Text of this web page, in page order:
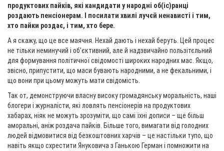
продуктових пайків, які кандидати у народні об(іс)ранці
роздають пенсіонерам. І посилати хвилі лучєй ненависті і тим,
хто пайки роздає, і тим, хто бере.
А я скажу, що це все маячня. Нехай дають і нехай беруть. Цей процес
не тільки неминучий і об’єктивний, але й надзвичайно пользітєльний
для формування політичної свідомості широких народних мас. Якщо,
звісно, припустити, що маси бувають народними, а не фекальними, і
що вони при цьому можуть мати свідомість.
Так от, демонструючи власну високу громадянську моральність, наші
блогери і журналісти, які ловлять пенсіонерів на продуктових
хабарах, ніяк не можуть зрозуміти, що самі їхні дописи – ще більш
аморальні, аніж роздача пайків. Більше того, вимагати від голодних
людей відмовитися від безкоштовних харчів – це настільки тупо, що
навіть якщо схрестити Януковича з Ганькою Герман і помножити на